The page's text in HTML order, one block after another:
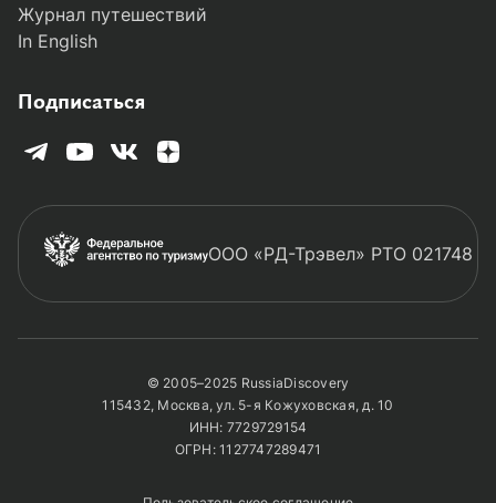
Журнал путешествий
In English
Подписаться
ООО «РД-Трэвел» РТО 021748
© 2005–2025 RussiaDiscovery
115432, Москва, ул. 5-я Кожуховская, д. 10
ИНН: 7729729154
ОГРН: 1127747289471